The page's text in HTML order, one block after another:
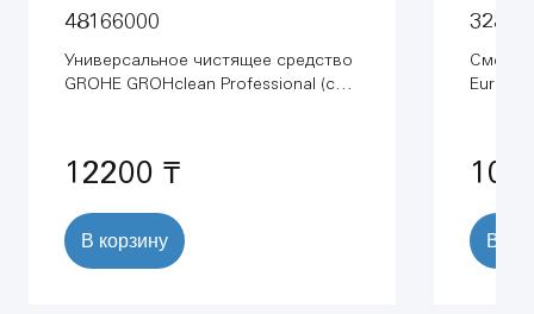
48166000
Универсальное чистящее средство
GROHE GROHclean Professional (с
12200 ₸
В корзину В